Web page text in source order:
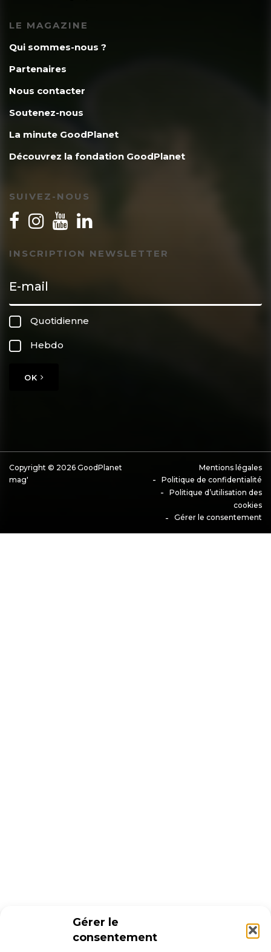
Gérer le
consentement
LE MAGAZINE
Qui sommes-nous ?
Partenaires
Nous contacter
Soutenez-nous
La minute GoodPlanet
Découvrez la fondation GoodPlanet
SUIVEZ-NOUS
INSCRIPTION NEWSLETTER
Quotidienne
Hebdo
OK
Copyright © 2026 GoodPlanet
mag'
Mentions légales
Politique de confidentialité
Politique d’utilisation des
cookies
Gérer le consentement